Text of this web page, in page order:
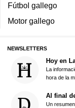
Fútbol gallego
Motor gallego
NEWSLETTERS
Hoy en
La
hora de la
Al final
Un